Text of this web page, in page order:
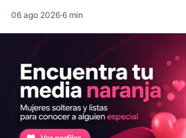
06 ago 2026·6 min